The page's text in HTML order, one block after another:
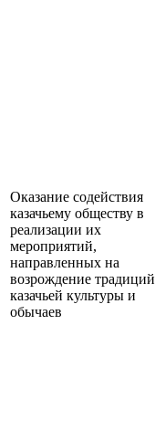
Оказание содействия
казачьему обществу в
реализации их
мероприятий,
направленных на
возрождение традиций
казачьей культуры и
обычаев